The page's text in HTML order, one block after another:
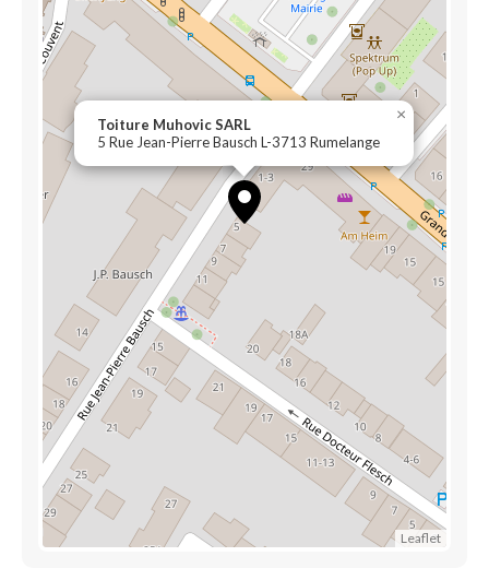
Toiture Muhovic SARL
5 Rue Jean-Pierre Bausch L-3713 Rumelange
×
Leaflet